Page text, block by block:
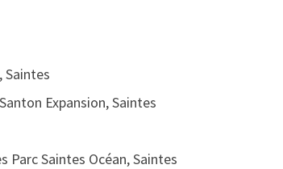
Saintes
Expansion, Saintes
Parc Saintes Océan, Saintes